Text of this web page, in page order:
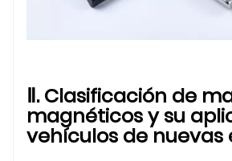
Ⅱ. Clasificación de
magnéticos y su
vehículos de nuevas